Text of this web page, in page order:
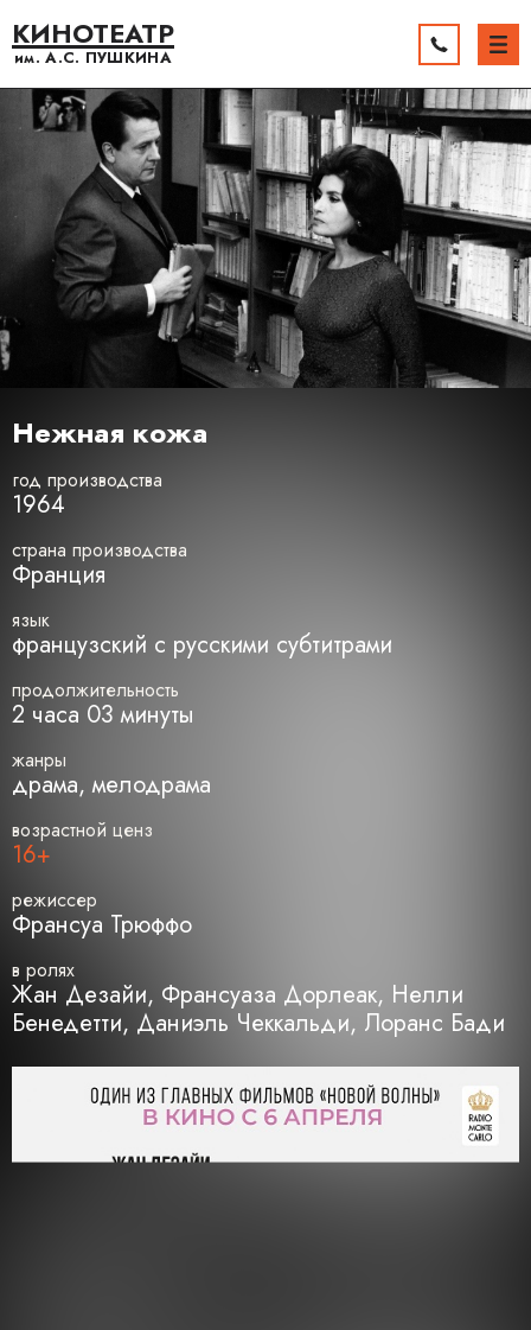
КИНОТЕАТР
им. А.С. ПУШКИНА
Нежная кожа
год производства
1964
страна производства
Франция
язык
французский с русскими субтитрами
продолжительность
2 часа 03 минуты
жанры
драма, мелодрама
возрастной ценз
16+
режиссер
Франсуа Трюффо
в ролях
Жан Дезайи, Франсуаза Дорлеак, Нелли
Бенедетти, Даниэль Чеккальди, Лоранс Бади